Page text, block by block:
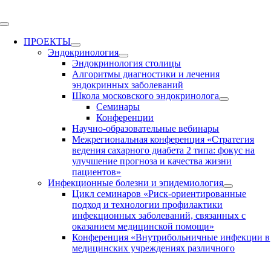
to
Toggle
NavigationПРОЕКТЫ
Эндокринология
Эндокринология столицы
Алгоритмы диагностики и лечения
эндокринных заболеваний
Школа московского эндокринолога
Семинары
Конференции
Научно-образовательные вебинары
Межрегиональная конференция «Стратегия
ведения сахарного диабета 2 типа: фокус на
улучшение прогноза и качества жизни
пациентов»
Инфекционные болезни и эпидемиология
Цикл семинаров «Риск-ориентированные
подход и технологии профилактики
инфекционных заболеваний, связанных с
оказанием медицинской помощи»
Конференция «Внутрибольничные инфекции в
медицинских учреждениях различного